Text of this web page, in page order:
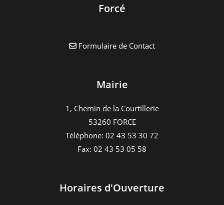
Forcé
Formulaire de Contact
Mairie
1, Chemin de la Courtillerie
53260 FORCE
Téléphone: 02 43 53 30 72
Fax: 02 43 53 05 58
Horaires d'Ouverture